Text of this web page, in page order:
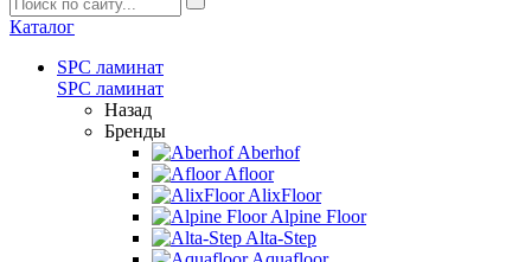
Каталог
SPC ламинат
SPC ламинат
Назад
Бренды
Aberhof
Afloor
AlixFloor
Alpine Floor
Alta-Step